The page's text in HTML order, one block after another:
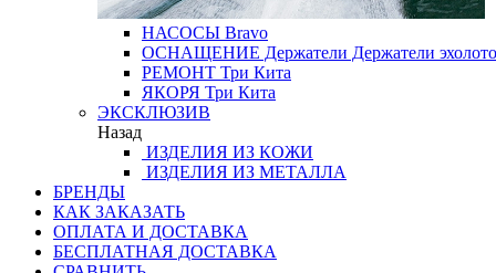
НАСОСЫ Bravo
ОСНАЩЕНИЕ Держатели Держатели
РЕМОНТ Три Кита
ЯКОРЯ Три Кита
ЭКСКЛЮЗИВ
Назад
ИЗДЕЛИЯ ИЗ КОЖИ
ИЗДЕЛИЯ ИЗ МЕТАЛЛА
БРЕНДЫ
КАК ЗАКАЗАТЬ
ОПЛАТА И ДОСТАВКА
БЕСПЛАТНАЯ ДОСТАВКА